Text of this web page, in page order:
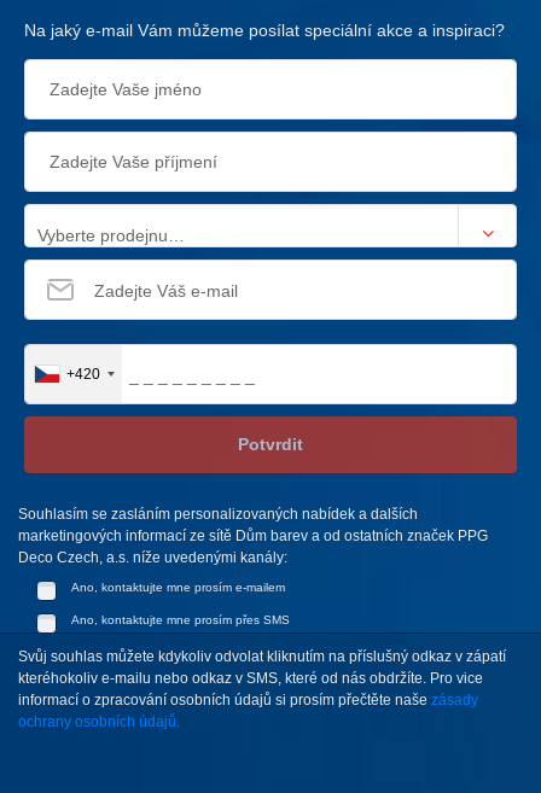
Na jaký e-mail Vám můžeme posílat speciální akce a inspiraci?
Vyberte prodejnu…
+420
Potvrdit
Souhlasím se zasláním personalizovaných nabídek a dalších
marketingových informací ze sítě Dům barev a od ostatních značek PPG
Deco Czech, a.s. níže uvedenými kanály:
Ano, kontaktujte mne prosím e-mailem
Ano, kontaktujte mne prosím přes SMS
Svůj souhlas můžete kdykoliv odvolat kliknutím na příslušný odkaz v zápatí
kteréhokoliv e-mailu nebo odkaz v SMS, které od nás obdržíte. Pro vice
informací o zpracování osobních údajů si prosím přečtěte naše zásady
ochrany osobních údajů.